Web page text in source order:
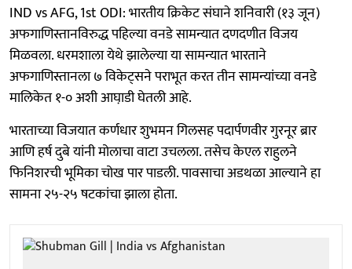
IND vs AFG, 1st ODI: भारतीय क्रिकेट संघाने शनिवारी (१३ जून)
अफगाणिस्तानविरुद्ध पहिल्या वनडे सामन्यात दणदणीत विजय
मिळवला. धरमशाला येथे झालेल्या या सामन्यात भारताने
अफगाणिस्तानला ७ विकेट्सने पराभूत करत तीन सामन्यांच्या वनडे
मालिकेत १-० अशी आघा़डी घेतली आहे.
भारताच्या विजयात कर्णधार शुभमन गिलसह पदार्पणवीर गुरनूर ब्रार
आणि हर्ष दुबे यांनी मोलाचा वाटा उचलला. तसेच केएल राहुलने
फिनिशरची भूमिका चोख पार पाडली. पावसाचा अडथळा आल्याने हा
सामना २५-२५ षटकांचा झाला होता.